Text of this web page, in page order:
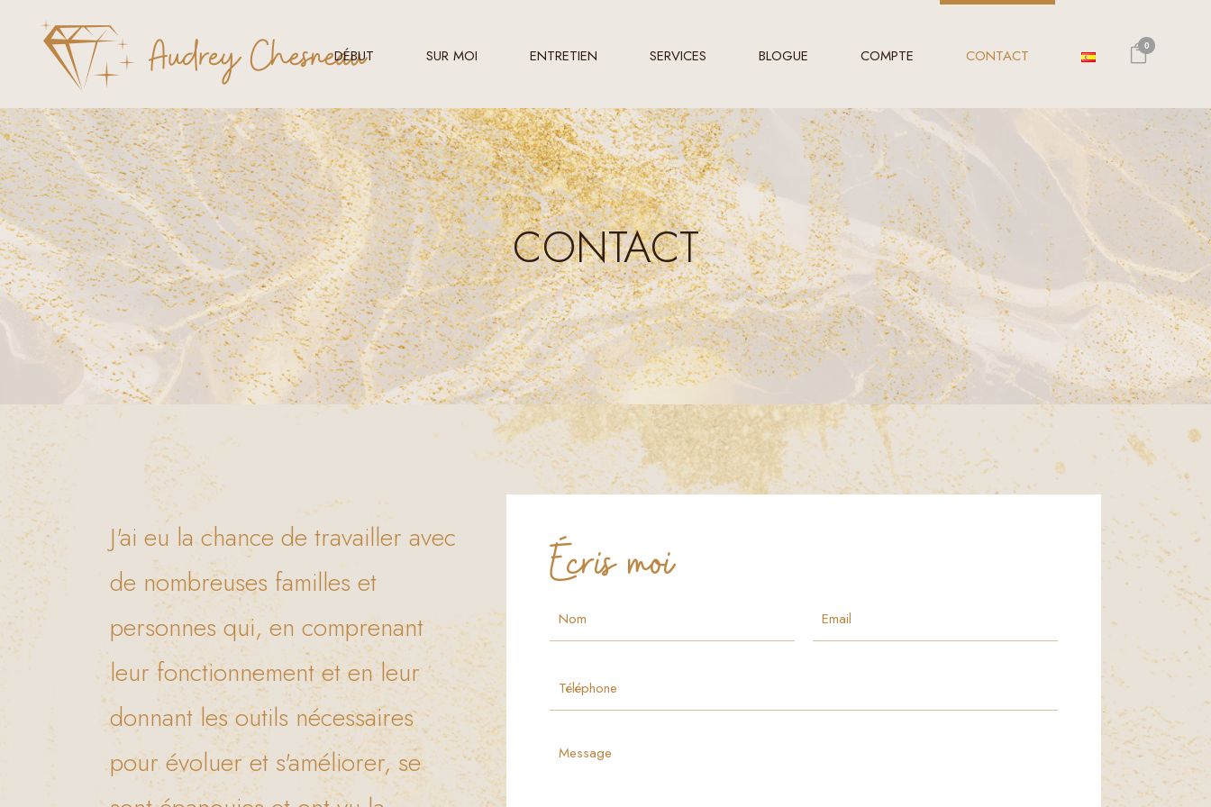
0
DÉBUT SUR MOI ENTRETIEN SERVICES BLOGUE COMPTE CONTACT
CONTACT
J'ai eu la chance de travailler avec
de nombreuses familles et
personnes qui, en comprenant
leur fonctionnement et en leur
donnant les outils nécessaires
pour évoluer et s'améliorer, se
Écris moi